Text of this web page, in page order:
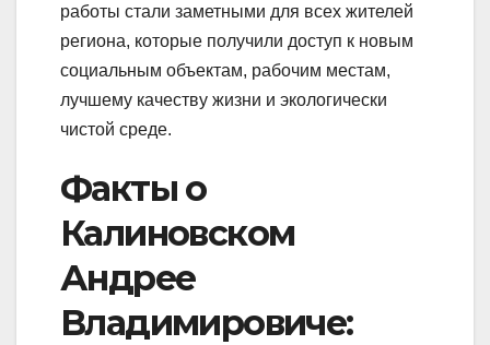
работы стали заметными для всех жителей
региона, которые получили доступ к новым
социальным объектам, рабочим местам,
лучшему качеству жизни и экологически
чистой среде.
Факты о
Калиновском
Андрее
Владимировиче: